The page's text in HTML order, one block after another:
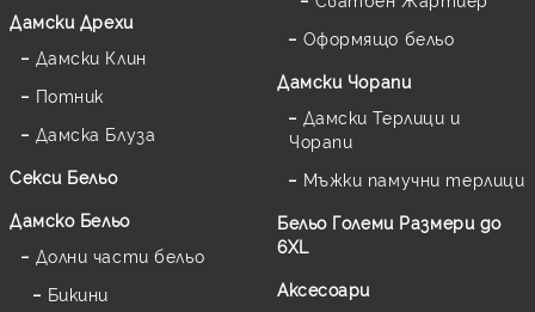
Дамски Дрехи
Дамски Клин
Потник
Дамска Блуза
Секси Бельо
Дамско Бельо
Долни части бельо
Бикини
Оформящо бельо
Дамски Чорапи
Дамски Терлици и
Чорапи
Мъжки памучни терлици
Бельо Големи Размери до
6XL
Аксесоари